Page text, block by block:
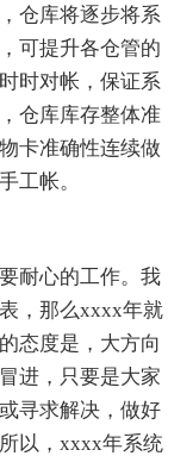
库将逐步将系
可提升各仓管的
时对帐，保证系
仓库库存整体准
卡准确性连续做
工帐。
耐心的工作。我
，那么xxxx年就
态度是，大方向
进，只要是大家
寻求解决，做好
以，xxxx年系统